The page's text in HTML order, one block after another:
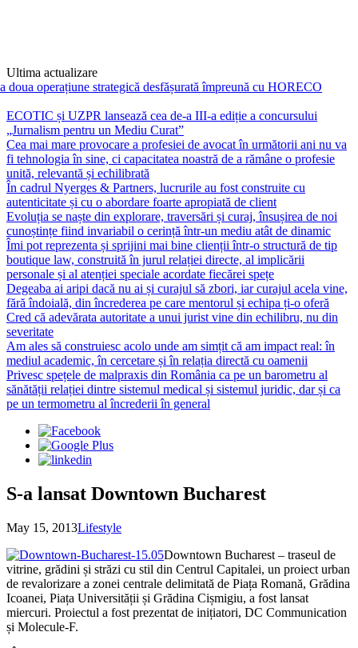
Ultima actualizare
operațiune strategică desfășurată împreună cu HORECO Holding
„Jurnalism pentru un Mediu Curat”
Cea mai mare provocare a profesiei de avocat în următorii ani nu va
fi tehnologia în sine, ci capacitatea noastră de a rămâne o profesie
unită, relevantă și echilibrată
În cadrul Nyerges & Partners, lucrurile au fost construite cu
autenticitate și cu o abordare foarte apropiată de client
Evoluția se naște din explorare, traversări și curaj, însușirea de noi
cunoștințe fiind invariabil o cerință într-un mediu atât de dinamic
Îmi pot reprezenta și sprijini mai bine clienții într-o structură de tip
boutique law, construită în jurul relației directe, al implicării
personale și al atenției speciale acordate fiecărei spețe
Degeaba ai aripi dacă nu ai și curajul să zbori, iar curajul acela vine,
fără îndoială, din încrederea pe care mentorul și echipa ți-o oferă
Cred că adevărata autoritate a unui jurist vine din echilibru, nu din
severitate
Am ales să construiesc acolo unde am simțit că am impact real: în
mediul academic, în cercetare și în relația directă cu oamenii
Privesc spețele de malpraxis din România ca pe un barometru al
sănătății relației dintre sistemul medical și sistemul juridic, dar și ca
pe un termometru al încrederii în general
vitrine, grădini și străzi cu stil din Centrul Capitalei, un proiect urban
de revalorizare a zonei centrale delimitată de Piața Romană, Grădina
Icoanei, Piața Universității și Grădina Cișmigiu, a fost lansat
miercuri. Proiectul a fost prezentat de inițiatori, DC Communication
și Molecule-F.